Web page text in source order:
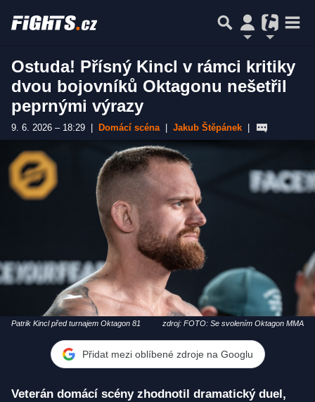
Ostuda! Přísný Kincl v rámci kritiky
dvou bojovníků Oktagonu nešetřil
peprnými výrazy
9. 6. 2026 – 18:29 Domácí scéna Jakub Štěpánek
Patrik Kincl před turnajem Oktagon 81 zdroj: FOTO: Se svolením Oktagon MMA
Přidat mezi oblíbené zdroje na Googlu
Veterán domácí scény zhodnotil dramatický duel,